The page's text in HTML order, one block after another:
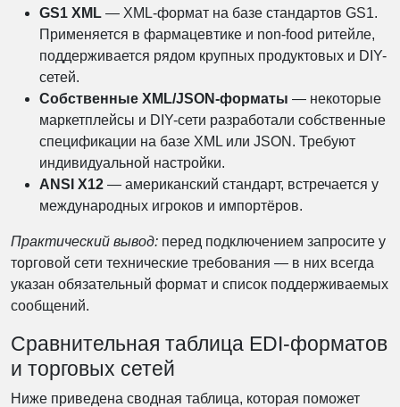
GS1 XML — XML-формат на базе стандартов GS1.
Применяется в фармацевтике и non-food ритейле,
поддерживается рядом крупных продуктовых и DIY-
сетей.
Собственные XML/JSON-форматы — некоторые
маркетплейсы и DIY-сети разработали собственные
спецификации на базе XML или JSON. Требуют
индивидуальной настройки.
ANSI X12 — американский стандарт, встречается у
международных игроков и импортёров.
Практический вывод: перед подключением запросите у
торговой сети технические требования — в них всегда
указан обязательный формат и список поддерживаемых
сообщений.
Сравнительная таблица EDI-форматов
и торговых сетей
Ниже приведена сводная таблица, которая поможет